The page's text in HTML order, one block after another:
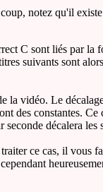
notez qu'il
C sont liés par
suivants sont
la vidéo. Le
constantes. Ce
décalera les
ce cas, il